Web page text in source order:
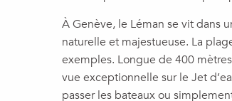
À Genève, le Léman se vit dans
naturelle et majestueuse. La
exemples. Longue de 400
vue exceptionnelle sur le Jet
passer les bateaux ou